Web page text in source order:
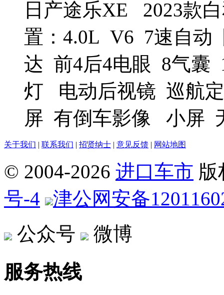
日产途乐XE 2023款
置：4.0L V6 7速自动
达 前4后4电眼 8气囊
灯 电动后视镜 巡航
屏 有倒车影像 小屏
关于我们 联系我们 招贤纳士 意见反馈 网站地图
© 2004-2026 进口车市
号-4
津公网安备
公众号
微博
服务热线